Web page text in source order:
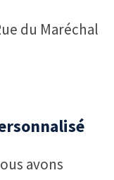
du Maréchal
avons